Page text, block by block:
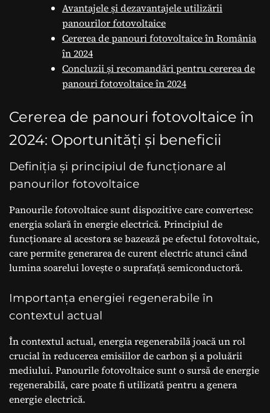
Avantajele și dezavantajele utilizării
panourilor fotovoltaice
Cererea de panouri fotovoltaice în România
în 2024
Concluzii și recomandări pentru cererea de
panouri fotovoltaice în 2024
Cererea de panouri fotovoltaice în
2024: Oportunități și beneficii
Definiția și principiul de funcționare al
panourilor fotovoltaice
Panourile fotovoltaice sunt dispozitive care convertesc
energia solară în energie electrică. Principiul de
funcționare al acestora se bazează pe efectul fotovoltaic,
care permite generarea de curent electric atunci când
lumina soarelui lovește o suprafață semiconductoră.
Importanța energiei regenerabile în
contextul actual
În contextul actual, energia regenerabilă joacă un rol
crucial în reducerea emisiilor de carbon și a poluării
mediului. Panourile fotovoltaice sunt o sursă de energie
regenerabilă, care poate fi utilizată pentru a genera
energie electrică.